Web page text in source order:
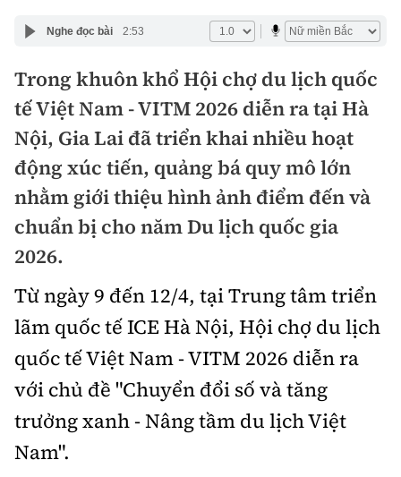
Thời sự
Chính trị
Xã hội
Chuyện dọc đường
Cải chính
Xây dựng
Chỉ đạo điều hành
Quy hoạch kiến trúc
Vật liệu xây dựng
Giám định chất lượng
Quản lý đô thị
Giao thông
Quản lý
Đường bộ
Hàng không
Đường sắt
Đăng kiểm
Đường sắt tốc độ cao
Đường thủy
Kinh tế
Thị trường
Chứng khoán
Bảo hiểm
Doanh nghiệp
Pháp luật
Thanh tra
An ninh hình sự
Điều tra
Pháp đình
Hỏi - Đáp
An toàn giao thông
Giao thông 24h
ATGT địa phương
Văn hóa giao thông
Chất lượng sống
Giáo dục
Y tế
Văn hóa - Giải Trí
Văn hóa
Thể thao
Nghe đọc bài 2:53
Trong khuôn khổ Hội chợ du lịch quốc
tế Việt Nam - VITM 2026 diễn ra tại Hà
Nội, Gia Lai đã triển khai nhiều hoạt
động xúc tiến, quảng bá quy mô lớn
nhằm giới thiệu hình ảnh điểm đến và
chuẩn bị cho năm Du lịch quốc gia
2026.
Từ ngày 9 đến 12/4, tại Trung tâm triển
lãm quốc tế ICE Hà Nội, Hội chợ du lịch
quốc tế Việt Nam - VITM 2026 diễn ra
với chủ đề "Chuyển đổi số và tăng
trưởng xanh - Nâng tầm du lịch Việt
Nam".